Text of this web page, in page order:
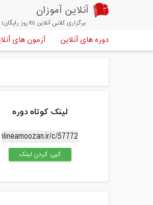
آنلاین آموزان
برگزاری کلاس آنلاین (10روز رایگان)
دوره های آنلاین آزمون های
لینک کوتاه دوره
کپی کردن لینک